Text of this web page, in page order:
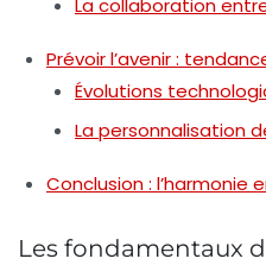
La collaboration
Prévoir l’avenir :
Évolutions
La personnalisation
Conclusion : l’harmonie
Les fondamentaux